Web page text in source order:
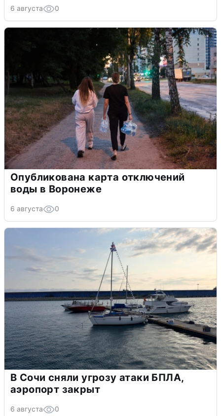
6 августа 0
Опубликована карта отключений
воды в Воронеже
6 августа 0
В Сочи сняли угрозу атаки БПЛА,
аэропорт закрыт
6 августа 0